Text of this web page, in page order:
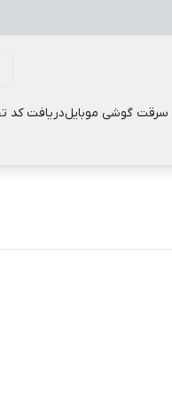
سرقت گوشی موبایلدریافت کد